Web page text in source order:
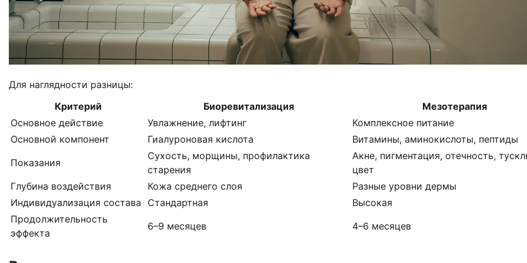
Для наглядности разницы:
Критерий
Биоревитализация
Мезотерапия
Основное действие
Увлажнение, лифтинг
Комплексное питание
Основной компонент
Гиалуроновая кислота
Витамины, аминокислоты, пептиды
Показания
Сухость, морщины, профилактика
старения
Акне, пигментация, отечность,
цвет
Глубина воздействия
Кожа среднего слоя
Разные уровни дермы
Индивидуализация состава
Стандартная
Высокая
Продолжительность
эффекта
6–9 месяцев 4–6 месяцев